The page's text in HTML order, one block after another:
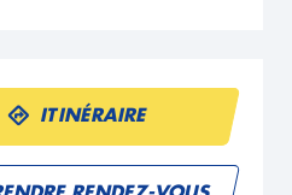
ITINÉRAIRE